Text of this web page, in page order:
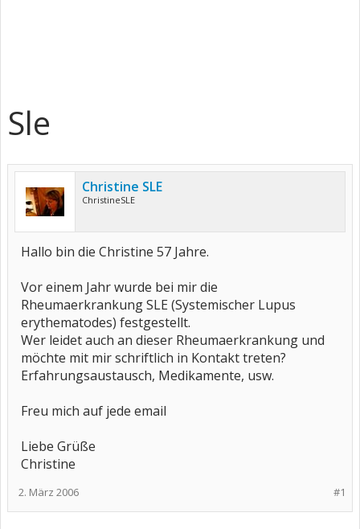
Sle
Christine SLE
ChristineSLE
Hallo bin die Christine 57 Jahre.
Vor einem Jahr wurde bei mir die
Rheumaerkrankung SLE (Systemischer Lupus
erythematodes) festgestellt.
Wer leidet auch an dieser Rheumaerkrankung und
möchte mit mir schriftlich in Kontakt treten?
Erfahrungsaustausch, Medikamente, usw.
Freu mich auf jede email
Liebe Grüße
Christine
#1
2. März 2006